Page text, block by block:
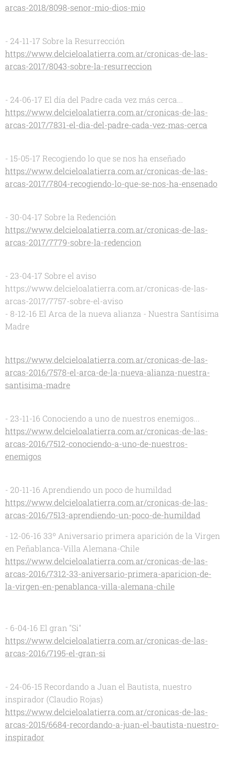
arcas-2018/8098-senor-mio-dios-mio
- 24-11-17 Sobre la Resurrección
https://www.delcieloalatierra.com.ar/cronicas-de-las-
arcas-2017/8043-sobre-la-resurreccion
- 24-06-17 El día del Padre cada vez más cerca...
https://www.delcieloalatierra.com.ar/cronicas-de-las-
arcas-2017/7831-el-dia-del-padre-cada-vez-mas-cerca
- 15-05-17 Recogiendo lo que se nos ha enseñado
https://www.delcieloalatierra.com.ar/cronicas-de-las-
arcas-2017/7804-recogiendo-lo-que-se-nos-ha-ensenado
- 30-04-17 Sobre la Redención
https://www.delcieloalatierra.com.ar/cronicas-de-las-
arcas-2017/7779-sobre-la-redencion
- 23-04-17 Sobre el aviso
https://www.delcieloalatierra.com.ar/cronicas-de-las-
arcas-2017/7757-sobre-el-aviso
- 8-12-16 El Arca de la nueva alianza - Nuestra Santísima
Madre
https://www.delcieloalatierra.com.ar/cronicas-de-las-
arcas-2016/7578-el-arca-de-la-nueva-alianza-nuestra-
santisima-madre
- 23-11-16 Conociendo a uno de nuestros enemigos...
https://www.delcieloalatierra.com.ar/cronicas-de-las-
arcas-2016/7512-conociendo-a-uno-de-nuestros-
enemigos
- 20-11-16 Aprendiendo un poco de humildad
https://www.delcieloalatierra.com.ar/cronicas-de-las-
arcas-2016/7513-aprendiendo-un-poco-de-humildad
- 12-06-16 33º Aniversario primera aparición de la Virgen
en Peñablanca-Villa Alemana-Chile
https://www.delcieloalatierra.com.ar/cronicas-de-las-
arcas-2016/7312-33-aniversario-primera-aparicion-de-
la-virgen-en-penablanca-villa-alemana-chile
- 6-04-16 El gran "Si"
https://www.delcieloalatierra.com.ar/cronicas-de-las-
arcas-2016/7195-el-gran-si
- 24-06-15 Recordando a Juan el Bautista, nuestro
inspirador (Claudio Rojas)
https://www.delcieloalatierra.com.ar/cronicas-de-las-
arcas-2015/6684-recordando-a-juan-el-bautista-nuestro-
inspirador